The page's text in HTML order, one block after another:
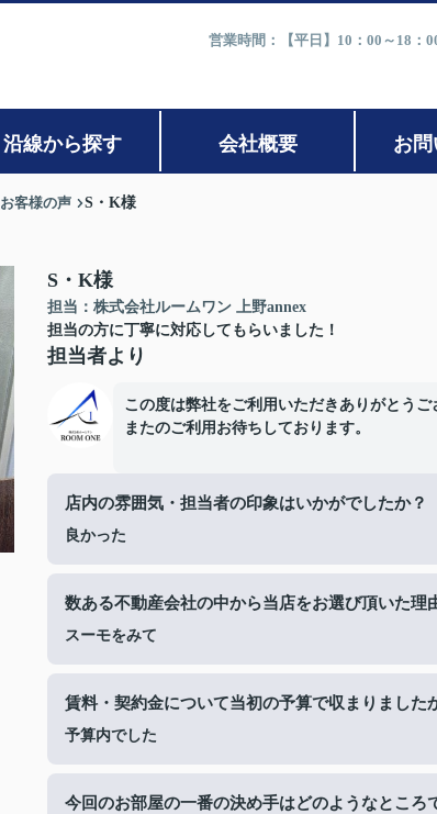
営業時間：【平日】10：00～18：
沿線から探す 会社概要 お
お客様の声 S・K様
S・K様
担当：株式会社ルームワン 上野annex
担当の方に丁寧に対応してもらいました！
担当者より
この度は弊社をご利用いただきありがとうご
またのご利用お待ちしております。
店内の雰囲気・担当者の印象はいかがでしたか？
良かった
数ある不動産会社の中から当店をお選び頂いた理
スーモをみて
賃料・契約金について当初の予算で収まりました
予算内でした
今回のお部屋の一番の決め手はどのようなところ